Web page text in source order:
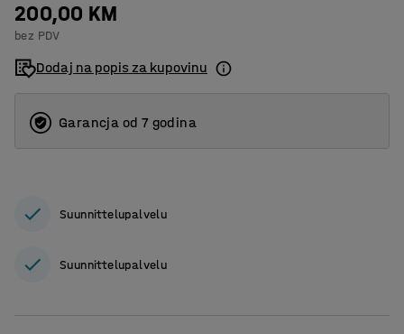
200,00 KM
bez PDV
Dodaj na popis za kupovinu
Garancja od 7 godina
Suunnittelupalvelu
Suunnittelupalvelu